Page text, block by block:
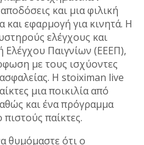
και μια φιλική
εφαρμογή για κινητά. Η
ελέγχους και
Ελέγχου Παιγνίων (ΕΕΕΠ),
με τους ισχύοντες
Η stoiximan live
μια ποικιλία από
και ένα πρόγραμμα
παίκτες.
θυμόμαστε ότι ο